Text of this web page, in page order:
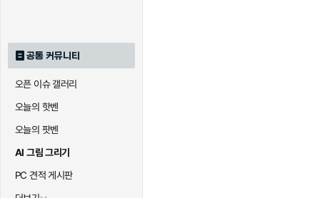
공통 커뮤니티
오픈 이슈 갤러리
오늘의 핫벤
오늘의 팟벤
AI 그림 그리기
PC 견적 게시판